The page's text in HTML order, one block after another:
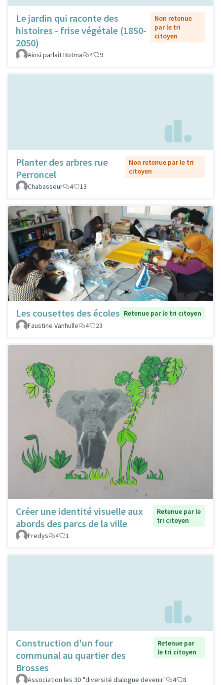
Le jardin qui raconte des
histoires - frise végétale (1850-
2050)
Non retenue
par le tri
citoyen
Ainsi parlait Botma 4 9
Planter des arbres rue
Perroncel
Non retenue par le tri
citoyen
Chabasseur
4 13
Les cousettes des écoles Retenue par le tri citoyen
Faustine Vanhulle
4 23
Créer une identité visuelle aux
abords des parcs de la ville
Retenue par le
tri citoyen
Fredys
4 1
Construction d'un four
communal au quartier des
Brosses
Retenue par
le tri citoyen
Association les 3D "diversité dialogue devenir" 4 8